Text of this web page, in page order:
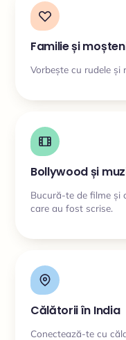
Familie și
Vorbește cu rudele și
Bollywood și
Bucură-te de filme și
care au fost scrise.
Călătorii în India
Conectează-te cu